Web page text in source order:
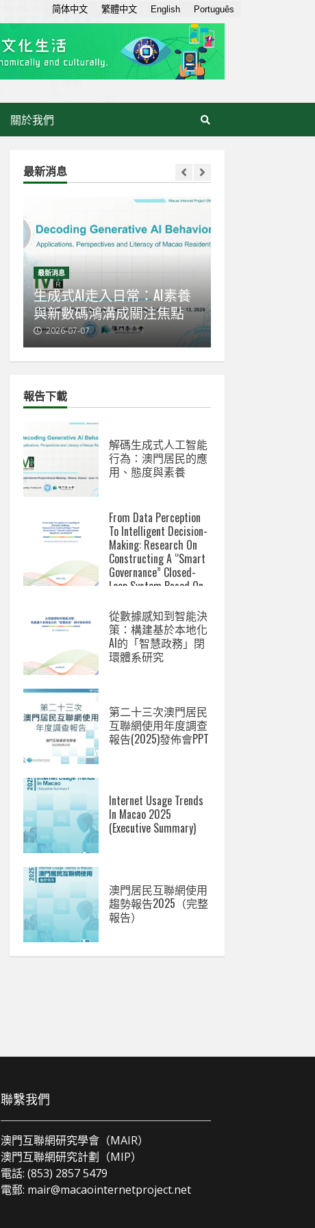
關於我們
最新消息
最新消息
生成式AI走入日常：AI素養
與新數碼鴻溝成關注焦點
2026-07-07
報告下載
解碼生成式人工智能
行為：澳門居民的應
用、態度與素養
From Data Perception
To Intelligent Decision-
Making: Research On
Constructing A “Smart
Governance” Closed-
Loop System Based On
從數據感知到智能決
策：構建基於本地化
AI的「智慧政務」閉
環體系研究
第二十三次澳門居民
互聯網使用年度調查
報告(2025)發佈會PPT
Internet Usage Trends
In Macao 2025
(Executive Summary)
澳門居民互聯網使用
趨勢報告2025（完整
報告）
聯繫我們
澳門互聯網研究學會（MAIR）
澳門互聯網研究計劃（MIP）
電話: (853) 2857 5479
電郵: mair@macaointernetproject.net
简体中文 繁體中文 English Português